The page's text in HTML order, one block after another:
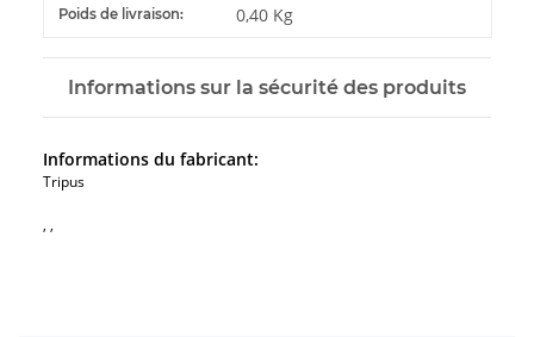
#productDetails.itemInformation#
#productDetails.itemValue#
Poids de livraison: 0,40 Kg
Informations sur la sécurité des produits
Informations du fabricant:
Tripus
, ,